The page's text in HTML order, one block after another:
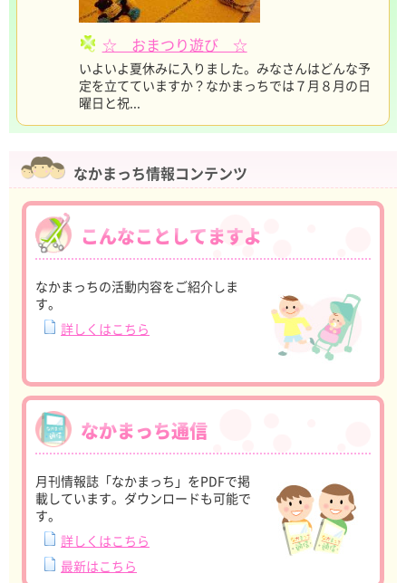
☆ おまつり遊び ☆
いよいよ夏休みに入りました。みなさんはどんな予
定を立てていますか？なかまっちでは７月８月の日
曜日と祝...
なかまっち情報コンテンツ
こんなことしてますよ
なかまっちの活動内容をご紹介しま
す。
詳しくはこちら
なかまっち通信
月刊情報誌「なかまっち」をPDFで掲
載しています。ダウンロードも可能で
す。
詳しくはこちら
最新はこちら